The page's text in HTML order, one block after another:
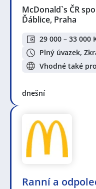
McDonald`s ČR
Ďáblice, Praha
29 000 – 33 000
Plný úvazek,
Vhodné také
dnešní
Ranní a